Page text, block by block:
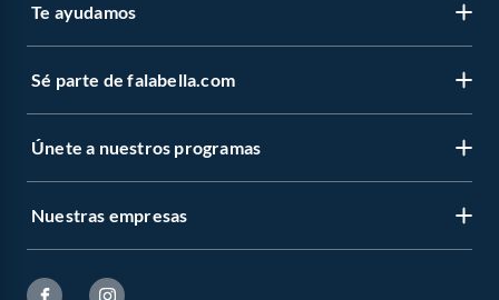
Te ayudamos
Sé parte de falabella.com
Únete a nuestros programas
Nuestras empresas